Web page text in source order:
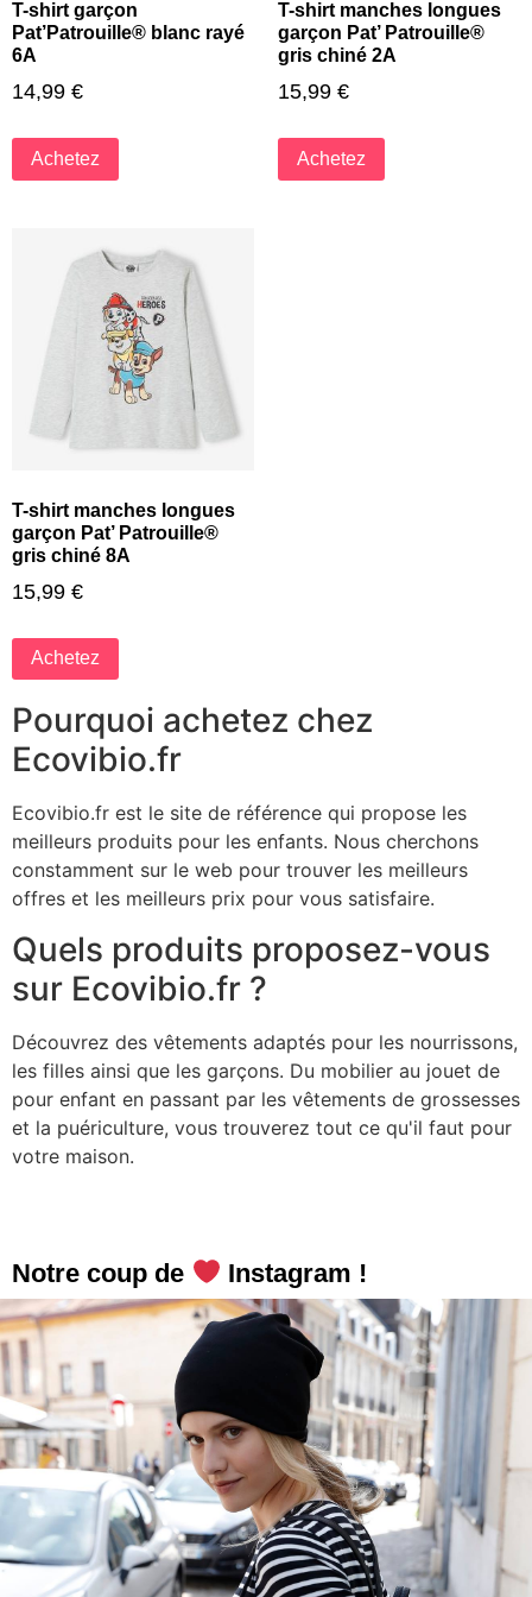
T-shirt garçon
Pat’Patrouille® blanc rayé
6A
14,99 €
Achetez
T-shirt manches longues
garçon Pat’ Patrouille®
gris chiné 2A
15,99 €
Achetez
T-shirt manches longues
garçon Pat’ Patrouille®
gris chiné 8A
15,99 €
Achetez
Pourquoi achetez chez
Ecovibio.fr
Ecovibio.fr est le site de référence qui propose les
meilleurs produits pour les enfants. Nous cherchons
constamment sur le web pour trouver les meilleurs
offres et les meilleurs prix pour vous satisfaire.
Quels produits proposez-vous
sur Ecovibio.fr ?
Découvrez des vêtements adaptés pour les nourrissons,
les filles ainsi que les garçons. Du mobilier au jouet de
pour enfant en passant par les vêtements de grossesses
et la puériculture, vous trouverez tout ce qu'il faut pour
votre maison.
Notre coup de Instagram !